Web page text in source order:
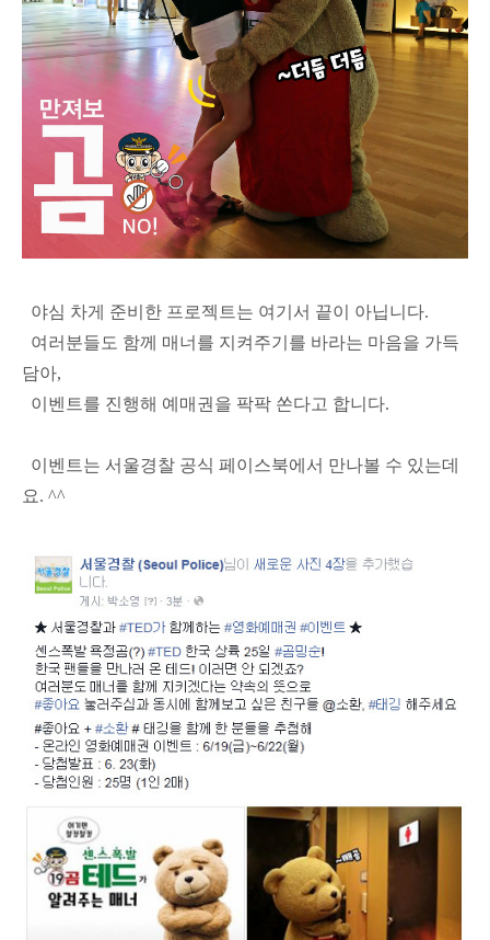
야심 차게 준비한 프로젝트는 여기서 끝이 아닙니다.
여러분들도 함께 매너를 지켜주기를 바라는 마음을 가득
담아,
이벤트를 진행해 예매권을 팍팍 쏜다고 합니다.
이벤트는 서울경찰 공식 페이스북에서 만나볼 수 있는데
요. ^^